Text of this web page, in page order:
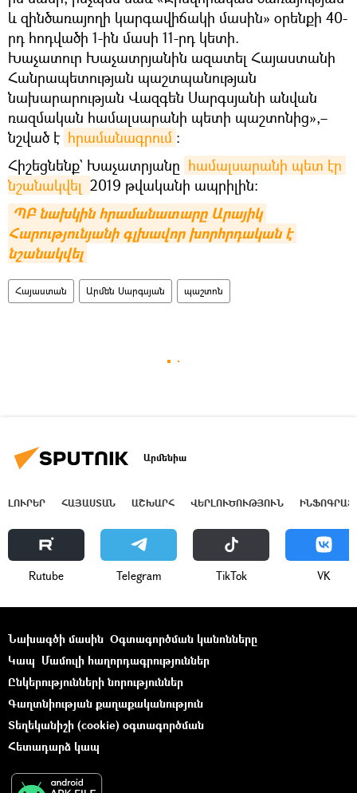
և զինծառայողի կարգավիճակի մասին» օրենքի 40-
րդ հոդվածի 1-ին մասի 11-րդ կետի.
Խաչատուր Խաչատրյանին ազատել Հայաստանի
Հանրապետության պաշտպանության
նախարարության Վազգեն Սարգսյանի անվան
ռազմական համալսարանի պետի պաշտոնից»,–
նշված է հրամանագրում :
Հիշեցնենք` Խաչատրյանը համալսարանի պետ էր
նշանակվել 2019 թվականի ապրիլին։
ՊԲ նախկին հրամանատարը Արայիկ
Հարությունյանի գլխավոր խորհրդական է
նշանակվել
Հայաստան Արմեն Սարգսյան պաշտոն
Արմենիա
ԼՈՒՐԵՐ ՀԱՅԱՍՏԱՆ ԱՇԽԱՐՀ ՎԵՐԼՈՒԾՈՒԹՅՈՒՆ
Rutube Telegram ТikТоk VK
Նախագծի մասին Օգտագործման կանոնները
Կապ Մամուլի հաղորդագրություններ
Ընկերությունների նորություններ
Գաղտնիության քաղաքականություն
Տեղեկանիշի (cookie) օգտագործման
Հետադարձ կապ